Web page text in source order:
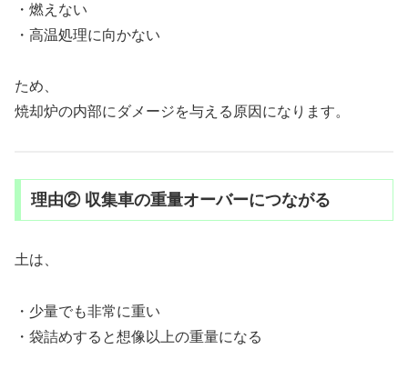
・燃えない
・高温処理に向かない
ため、
焼却炉の内部にダメージを与える原因になります。
理由② 収集車の重量オーバーにつながる
土は、
・少量でも非常に重い
・袋詰めすると想像以上の重量になる